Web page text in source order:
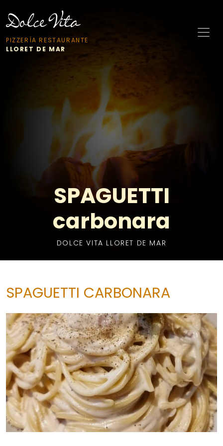
PIZZERÍA RESTAURANTE
LLORET DE MAR
SPAGUETTI
carbonara
DOLCE VITA LLORET DE MAR
SPAGUETTI CARBONARA